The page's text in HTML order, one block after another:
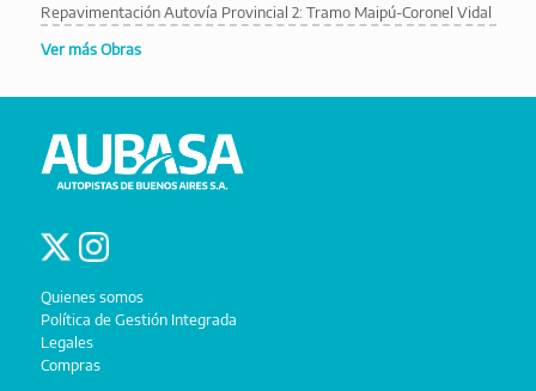
Repavimentación Autovía Provincial 2: Tramo Maipú-Coronel Vidal
Ver más Obras
Quienes somos
Política de Gestión Integrada
Legales
Compras